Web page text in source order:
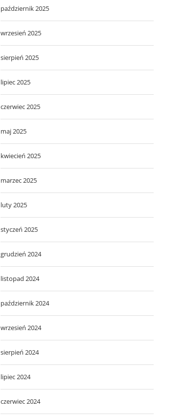
październik 2025
wrzesień 2025
sierpień 2025
lipiec 2025
czerwiec 2025
maj 2025
kwiecień 2025
marzec 2025
luty 2025
styczeń 2025
grudzień 2024
listopad 2024
październik 2024
wrzesień 2024
sierpień 2024
lipiec 2024
czerwiec 2024